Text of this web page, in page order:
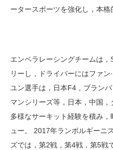
ータースポーツを強化し，本格
エンペラレーシングチームは
リーし，ドライバーにはファン
ユン選手は，日本F4，ブラン
マンシリーズ等，日本，中国，
多様なサーキット経験を積み
ュー。 2017年ランボルギーニ
ズでは，第2戦，第4戦，第5戦